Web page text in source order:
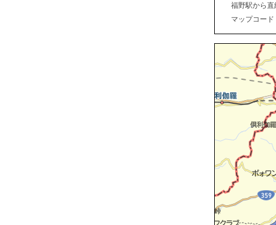
福野駅から
マップコー